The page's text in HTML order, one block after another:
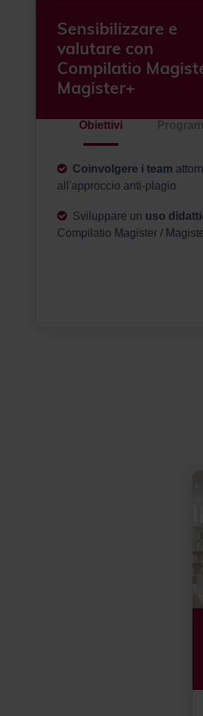
Sensibilizzare e
valutare con
Compilatio
Magister+
Obiettivi
Coinvolgere i team
all'approccio anti-plagio
Sviluppare un uso
Compilatio Magister /